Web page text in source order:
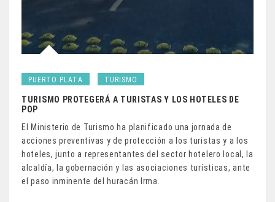
PUERTO PLATA TURISMO
TURISMO PROTEGERÁ A TURISTAS Y LOS HOTELES DE
POP
El Ministerio de Turismo ha planificado una jornada de
acciones preventivas y de protección a los turistas y a los
hoteles, junto a representantes del sector hotelero local, la
alcaldía, la gobernación y las asociaciones turísticas, ante
el paso inminente del huracán Irma.